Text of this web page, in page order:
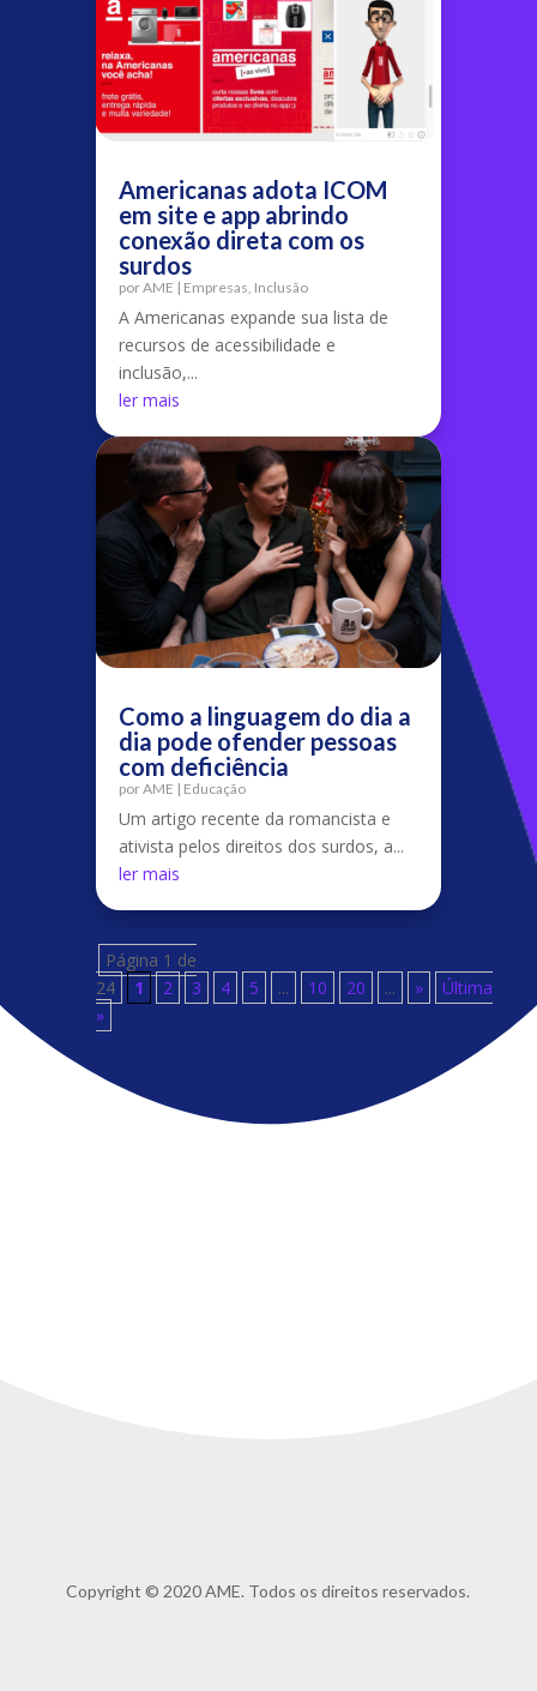
Americanas adota ICOM
em site e app abrindo
conexão direta com os
surdos
porAME | Empresas, Inclusão
A Americanas expande sua lista de
recursos de acessibilidade e
inclusão,...
ler mais
Como a linguagem do dia a
dia pode ofender pessoas
com deficiência
porAME | Educação
Um artigo recente da romancista e
ativista pelos direitos dos surdos, a...
ler mais
Página 1 de
24
1 2 3 4 5 ... 10 20 ... »
Última
»
Copyright © 2020 AME. Todos os direitos reservados.